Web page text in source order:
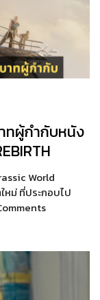
ทผู้กำกับหนัง
World
หม่ ที่ประกอบไป